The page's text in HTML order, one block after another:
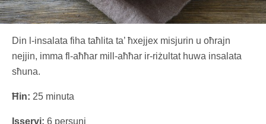
Din l-insalata fiha taħlita ta’ ħxejjex misjurin u oħrajn
nejjin, imma fl-aħħar mill-aħħar ir-riżultat huwa insalata
sħuna.
Ħin: 25 minuta
Isservi: 6 persuni